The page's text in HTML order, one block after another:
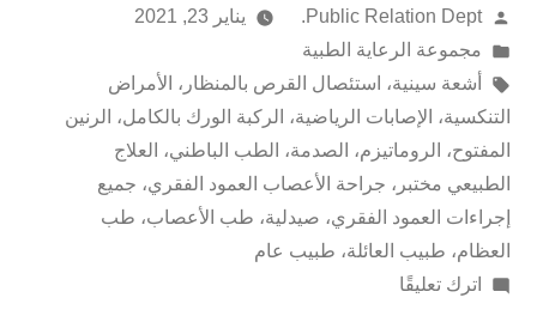
Public Relation Dept.
يناير 23, 2021
مجموعة الرعاية الطبية
أشعة سينية، استئصال القرص بالمنظار ، الأمراض
التنكسية، الإصابات الرياضية، الركبة الورك بالكامل، الرنين
المفتوح، الروماتيزم، الصدمة، الطب الباطني، العلاج
الطبيعي مختبر ، جراحة الأعصاب العمود الفقري، جميع
إجراءات العمود الفقري، صيدلية، طب الأعصاب، طب
العظام، طبيب العائلة، طبيب عام
اترك تعليقًا